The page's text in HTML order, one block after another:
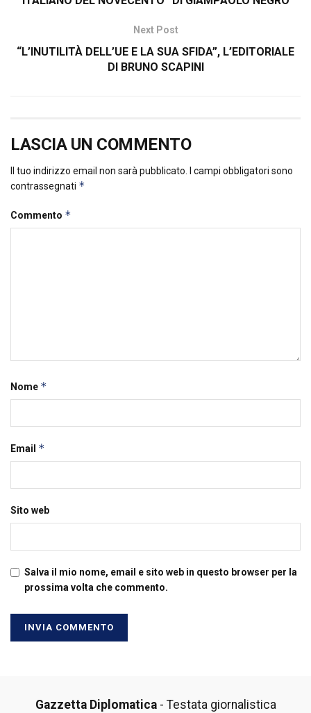
Next Post
“L’INUTILITÀ DELL’UE E LA SUA SFIDA”, L’EDITORIALE
DI BRUNO SCAPINI
LASCIA UN COMMENTO
Il tuo indirizzo email non sarà pubblicato.
I campi obbligatori sono
contrassegnati *
Commento *
Nome *
Email *
Sito web
Salva il mio nome, email e sito web in questo browser per la
prossima volta che commento.
Gazzetta Diplomatica- Testata giornalistica